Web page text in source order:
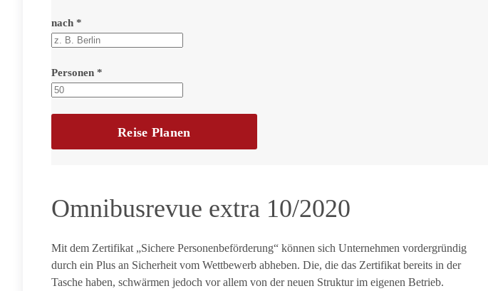
nach *
Personen *
Reise Planen
Omnibusrevue extra 10/2020
Mit dem Zertifikat „Sichere Personenbeförderung“ können sich Unternehmen vordergründig
durch ein Plus an Sicherheit vom Wettbewerb abheben. Die, die das Zertifikat bereits in der
Tasche haben, schwärmen jedoch vor allem von der neuen Struktur im eigenen Betrieb.